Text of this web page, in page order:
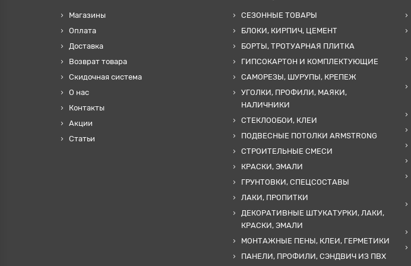
Магазины
Оплата
Доставка
Возврат товара
Скидочная система
О нас
Контакты
Акции
Статьи
СЕЗОННЫЕ ТОВАРЫ
БЛОКИ, КИРПИЧ, ЦЕМЕНТ
БОРТЫ, ТРОТУАРНАЯ ПЛИТКА
ГИПСОКАРТОН И КОМПЛЕКТУЮЩИЕ
САМОРЕЗЫ, ШУРУПЫ, КРЕПЕЖ
УГОЛКИ, ПРОФИЛИ, МАЯКИ,
НАЛИЧНИКИ
СТЕКЛООБОИ, КЛЕИ
ПОДВЕСНЫЕ ПОТОЛКИ ARMSTRONG
СТРОИТЕЛЬНЫЕ СМЕСИ
КРАСКИ, ЭМАЛИ
ГРУНТОВКИ, СПЕЦСОСТАВЫ
ЛАКИ, ПРОПИТКИ
ДЕКОРАТИВНЫЕ ШТУКАТУРКИ, ЛАКИ,
КРАСКИ, ЭМАЛИ
МОНТАЖНЫЕ ПЕНЫ, КЛЕИ, ГЕРМЕТИКИ
ПАНЕЛИ, ПРОФИЛИ, СЭНДВИЧ ИЗ ПВХ